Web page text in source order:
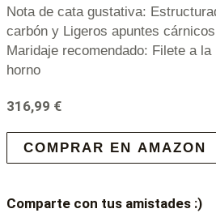
Nota de cata gustativa:
carbón y Ligeros apuntes cárnicos
Maridaje recomendado: Filete a
horno
316,99 €
COMPRAR EN AMAZON
Comparte con tus amistades :)